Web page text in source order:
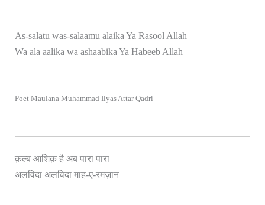
As-salatu was-salaamu alaika Ya Rasool Allah
Wa ala aalika wa ashaabika Ya Habeeb Allah
Poet Maulana Muhammad Ilyas Attar Qadri
क़ल्ब आशिक़ है अब पारा पारा
अलविदा अलविदा माह-ए-रमज़ान